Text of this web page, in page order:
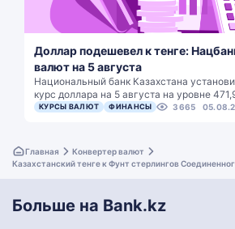
Доллар подешевел к тенге:
валют на 5 августа
Национальный банк Казахстана
курс доллара на 5 августа на уровне
КУРСЫ ВАЛЮТ ФИНАНСЫ 3665
Главная
Конвертер валют
Казахстанский тенге к Фунт стерлингов
Больше на Bank.kz